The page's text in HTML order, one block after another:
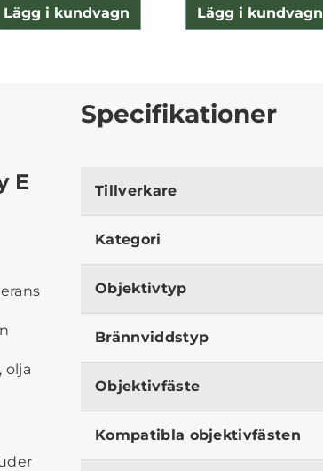
Lägg i kundvagn Lägg i kundvagn
E
olja
Specifikationer
Tillverkare
Kategori
Objektivtyp
Brännviddstyp
Objektivfäste
Kompatibla objektivfästen